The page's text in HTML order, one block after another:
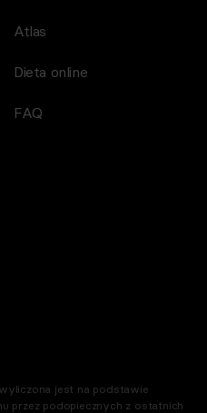
Atlas
Dieta online
FAQ
jest na podstawie
przez podopiecznych z ostatnich